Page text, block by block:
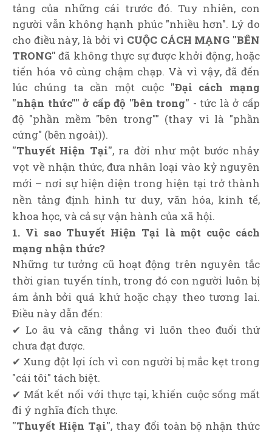
tảng của những cái trước đó. Tuy nhiên, con
người vẫn không hạnh phúc "nhiều hơn". Lý do
cho điều này, là bởi vì CUỘC CÁCH MẠNG "BÊN
TRONG" đã không thực sự được khởi động, hoặc
tiến hóa vô cùng chậm chạp. Và vì vậy, đã đến
lúc chúng ta cần một cuộc "Đại cách mạng
"nhận thức"" ở cấp độ "bên trong" - tức là ở cấp
độ "phần mềm "bên trong"" (thay vì là "phần
cứng" (bên ngoài)).
"Thuyết Hiện Tại", ra đời như một bước nhảy
vọt về nhận thức, đưa nhân loại vào kỷ nguyên
mới – nơi sự hiện diện trong hiện tại trở thành
nền tảng định hình tư duy, văn hóa, kinh tế,
khoa học, và cả sự vận hành của xã hội.
1. Vì sao Thuyết Hiện Tại là một cuộc cách
mạng nhận thức?
Những tư tưởng cũ hoạt động trên nguyên tắc
thời gian tuyến tính, trong đó con người luôn bị
ám ảnh bởi quá khứ hoặc chạy theo tương lai.
Điều này dẫn đến:
✔ Lo âu và căng thẳng vì luôn theo đuổi thứ
chưa đạt được.
✔ Xung đột lợi ích vì con người bị mắc kẹt trong
"cái tôi" tách biệt.
✔ Mất kết nối với thực tại, khiến cuộc sống mất
đi ý nghĩa đích thực.
"Thuyết Hiện Tại", thay đổi toàn bộ nhận thức